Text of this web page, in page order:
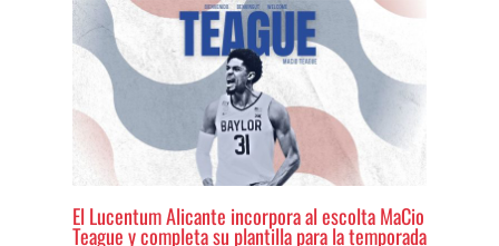
El Lucentum Alicante incorpora al escolta MaCio
Teague y completa su plantilla para la temporada